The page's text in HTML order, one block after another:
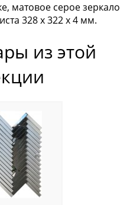
матовое серое зеркало
328 х 322 х 4 мм.
из этой